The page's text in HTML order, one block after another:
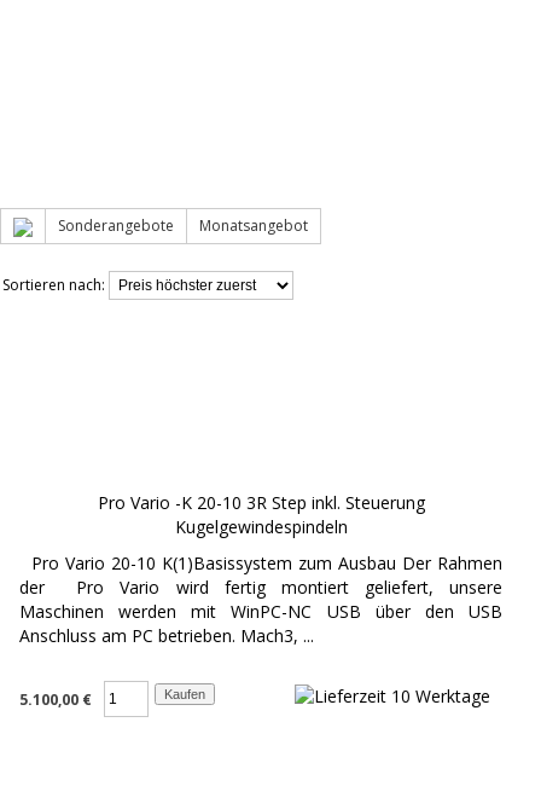
Sonderangebote Monatsangebot
Sortieren nach:
Pro Vario -K 20-10 3R Step inkl. Steuerung
Kugelgewindespindeln
Pro Vario 20-10 K(1)Basissystem zum Ausbau Der Rahmen
der Pro Vario wird fertig montiert geliefert, unsere
Maschinen werden mit WinPC-NC USB über den USB
Anschluss am PC betrieben. Mach3, ...
5.100,00 €